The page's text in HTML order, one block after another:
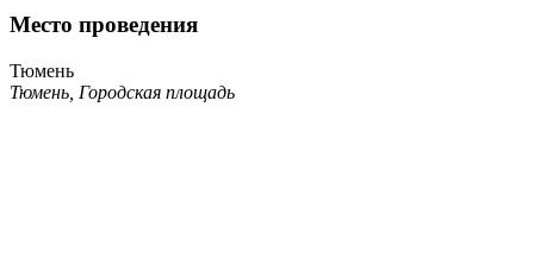
Место проведения
Тюмень
Тюмень, Городская площадь